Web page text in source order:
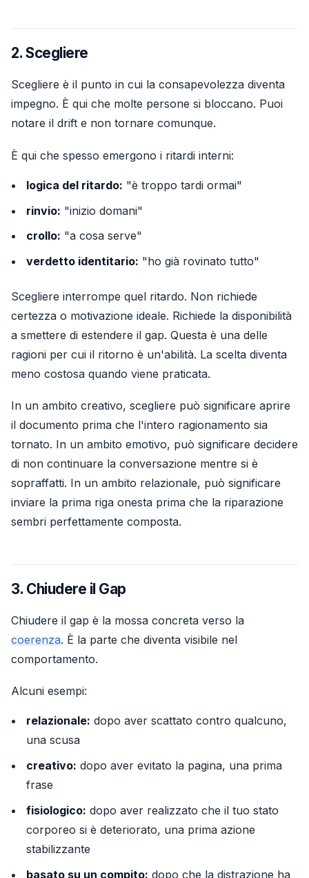
2. Scegliere
Scegliere è il punto in cui la consapevolezza diventa
impegno. È qui che molte persone si bloccano. Puoi
notare il drift e non tornare comunque.
È qui che spesso emergono i ritardi interni:
logica del ritardo: "è troppo tardi ormai"
rinvio: "inizio domani"
crollo: "a cosa serve"
verdetto identitario: "ho già rovinato tutto"
Scegliere interrompe quel ritardo. Non richiede
certezza o motivazione ideale. Richiede la disponibilità
a smettere di estendere il gap. Questa è una delle
ragioni per cui il ritorno è un'abilità. La scelta diventa
meno costosa quando viene praticata.
In un ambito creativo, scegliere può significare aprire
il documento prima che l'intero ragionamento sia
tornato. In un ambito emotivo, può significare decidere
di non continuare la conversazione mentre si è
sopraffatti. In un ambito relazionale, può significare
inviare la prima riga onesta prima che la riparazione
sembri perfettamente composta.
3. Chiudere il Gap
Chiudere il gap è la mossa concreta verso la
coerenza. È la parte che diventa visibile nel
comportamento.
Alcuni esempi:
relazionale: dopo aver scattato contro qualcuno,
una scusa
creativo: dopo aver evitato la pagina, una prima
frase
fisiologico: dopo aver realizzato che il tuo stato
corporeo si è deteriorato, una prima azione
stabilizzante
basato su un compito: dopo che la distrazione ha